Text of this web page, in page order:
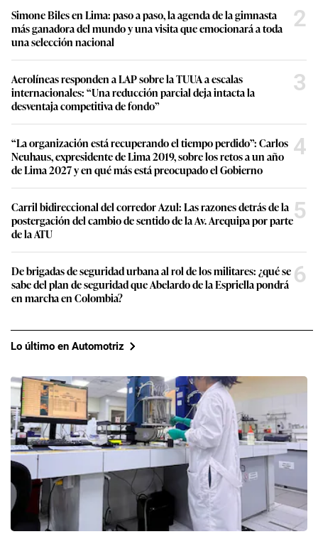
Simone Biles en Lima: paso a paso, la agenda de la gimnasta
más ganadora del mundo y una visita que emocionará a toda
una selección nacional
2
Aerolíneas responden a LAP sobre la TUUA a escalas
internacionales: “Una reducción parcial deja intacta la
desventaja competitiva de fondo”
3
“La organización está recuperando el tiempo perdido”: Carlos
Neuhaus, expresidente de Lima 2019, sobre los retos a un año
de Lima 2027 y en qué más está preocupado el Gobierno
4
Carril bidireccional del corredor Azul: Las razones detrás de la
postergación del cambio de sentido de la Av. Arequipa por parte
de la ATU
5
De brigadas de seguridad urbana al rol de los militares: ¿qué se
sabe del plan de seguridad que Abelardo de la Espriella pondrá
en marcha en Colombia?
6
Lo último en Automotriz